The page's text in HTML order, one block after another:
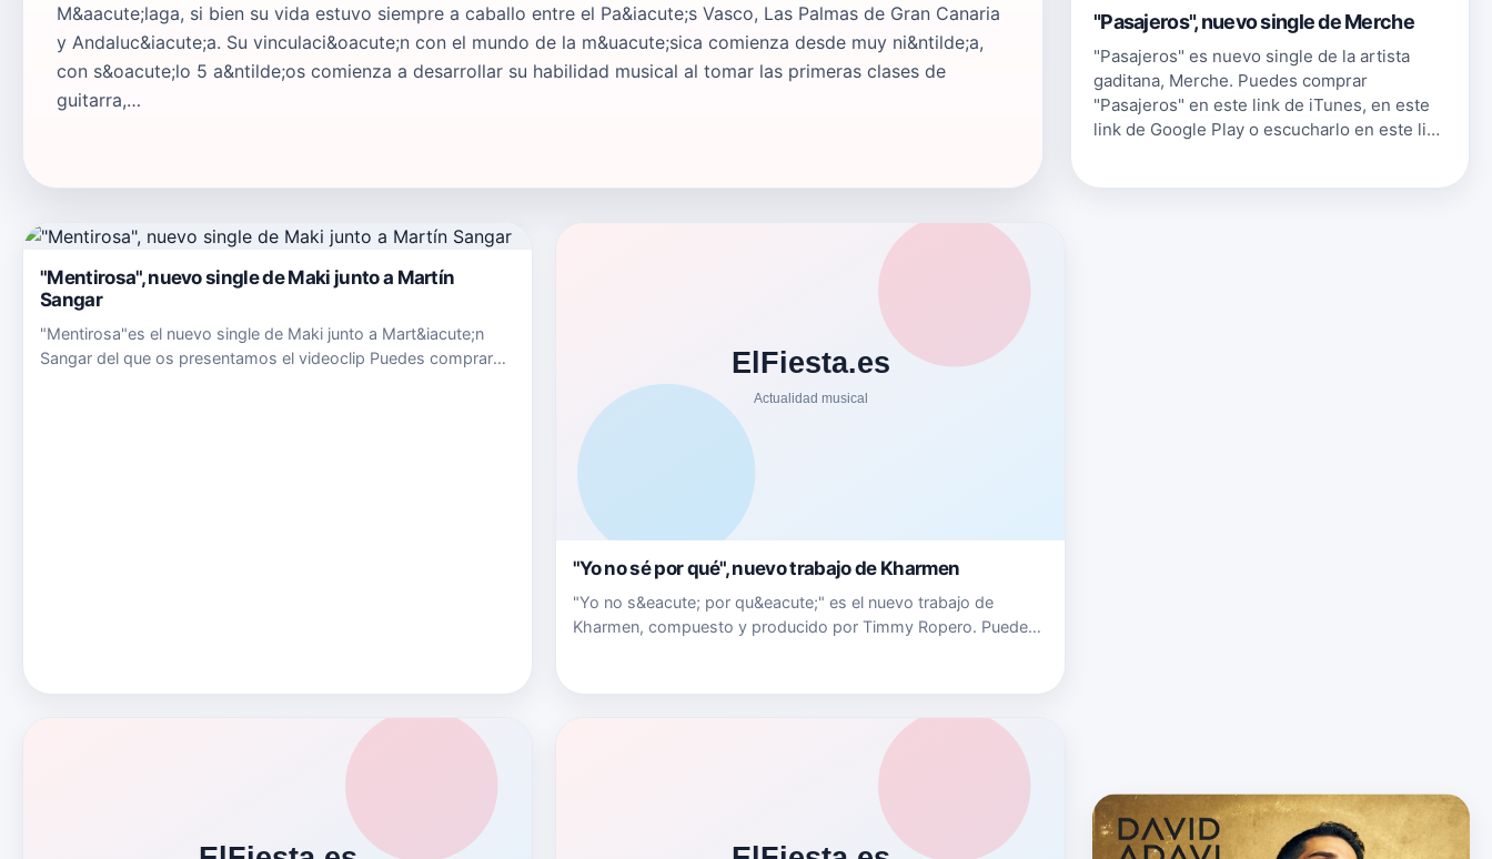
M&aacute;laga, si bien su vida estuvo siempre a caballo entre el Pa&iacute;s Vasco, Las Palmas de Gran Canaria
y Andaluc&iacute;a. Su vinculaci&oacute;n con el mundo de la m&uacute;sica comienza desde muy ni&ntilde;a,
con s&oacute;lo 5 a&ntilde;os comienza a desarrollar su habilidad musical al tomar las primeras clases de
guitarra,…
"Pasajeros", nuevo single de Merche
"Pasajeros" es nuevo single de la artista
gaditana, Merche. Puedes comprar
"Pasajeros" en este link de iTunes, en este
link de Google Play o escucharlo en este link
"Mentirosa", nuevo single de Maki junto a Martín
Sangar
"Mentirosa"es el nuevo single de Maki junto a Mart&iacute;n
Sangar del que os presentamos el videoclip Puedes comprar
"Yo no sé por qué", nuevo trabajo de Kharmen
"Yo no s&eacute; por qu&eacute;" es el nuevo trabajo de
Kharmen, compuesto y producido por Timmy Ropero. Puedes
Spotif…